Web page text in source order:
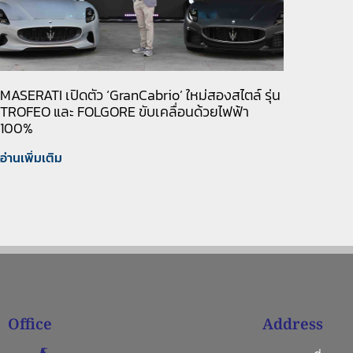
MASERATI เปิดตัว ‘GranCabrio’ ใหม่สองสไตล์ รุ่น
TROFEO และ FOLGORE ขับเคลื่อนด้วยไฟฟ้า
100%
อ่านเพิ่มเติม
Office Address